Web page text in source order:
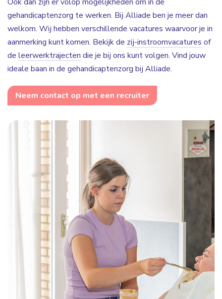
gehandicaptenzorg te werken. Bij Alliade ben je meer dan
welkom. Wij hebben verschillende vacatures waarvoor je in
aanmerking kunt komen. Bekijk de zij-instroomvacatures of
de leerwerktrajecten die je bij ons kunt volgen. Vind jouw
ideale baan in de gehandicaptenzorg bij Alliade.
Neem contact op met een recruiter